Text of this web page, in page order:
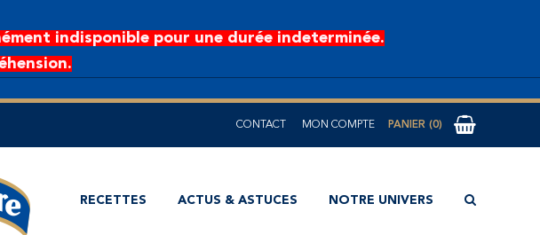
indisponible pour une durée indeterminée.
CONTACT MON COMPTE 0
RECETTES ACTUS & ASTUCES NOTRE UNIVERS